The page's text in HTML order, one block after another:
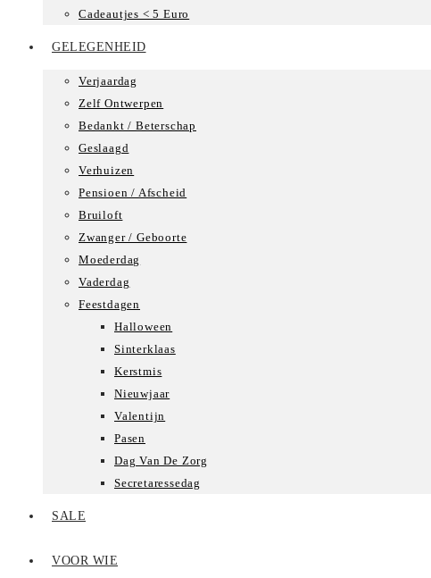
Cadeautjes < 5 Euro
GELEGENHEID
Verjaardag
Zelf Ontwerpen
Bedankt / Beterschap
Geslaagd
Verhuizen
Pensioen / Afscheid
Bruiloft
Zwanger / Geboorte
Moederdag
Vaderdag
Feestdagen
Halloween
Sinterklaas
Kerstmis
Nieuwjaar
Valentijn
Pasen
Dag Van De Zorg
Secretaressedag
SALE
VOOR WIE